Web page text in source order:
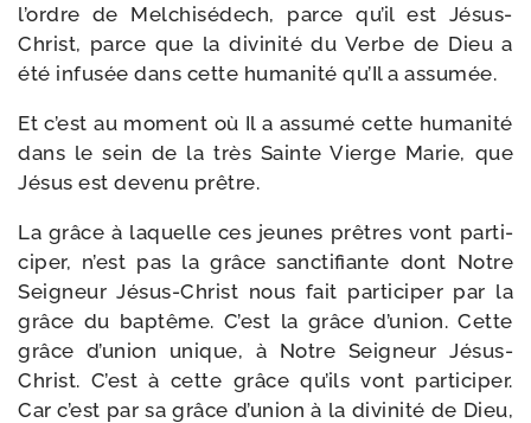
l’ordre de Melchisédech, parce qu’il est Jésus-​
Christ, parce que la divi­ni­té du Verbe de Dieu a
été infu­sée dans cette huma­ni­té qu’Il a assumée.
Et c’est au moment où Il a assu­mé cette huma­ni­té
dans le sein de la très Sainte Vierge Marie, que
Jésus est deve­nu prêtre.
La grâce à laquelle ces jeunes prêtres vont par­ti­
ci­per, n’est pas la grâce sanc­ti­fiante dont Notre
Seigneur Jésus-​Christ nous fait par­ti­ci­per par la
grâce du bap­tême. C’est la grâce d’union. Cette
grâce d’union unique, à Notre Seigneur Jésus-​
Christ. C’est à cette grâce qu’ils vont par­ti­ci­per.
Car c’est par sa grâce d’union à la divi­ni­té de Dieu,